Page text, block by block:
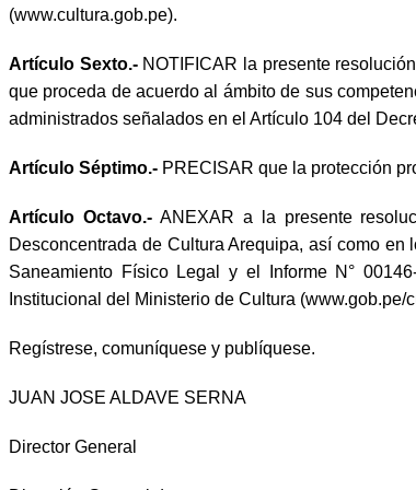
(www.cultura.gob.pe).
Artículo Sexto.- NOTIFICAR la presente
que proceda de acuerdo al ámbito de sus
administrados señalados en el Artículo 104 del
Artículo Séptimo.- PRECISAR que la protección
Artículo Octavo.-ANEXAR a la presente
Desconcentrada de Cultura Arequipa, así como
Saneamiento Físico Legal y el Informe N°
Institucional del Ministerio de Cultura
Regístrese, comuníquese y publíquese.
JUAN JOSE ALDAVE SERNA
Director General